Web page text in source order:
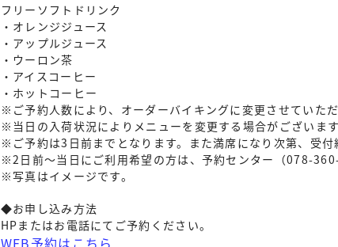
フリーソフトドリンク
・オレンジジュース
・アップルジュース
・ウーロン茶
・アイスコーヒー
・ホットコーヒー
※ご予約人数により、オーダーバイキングに変更させていた
※当日の入荷状況によりメニューを変更する場合がございます
※ご予約は3日前までとなります。また満席になり次第、受付
※2日前〜当日にご利用希望の方は、予約センター（078-
※写真はイメージです。
◆お申し込み方法
HPまたはお電話にてご予約ください。
WEB予約はこちら